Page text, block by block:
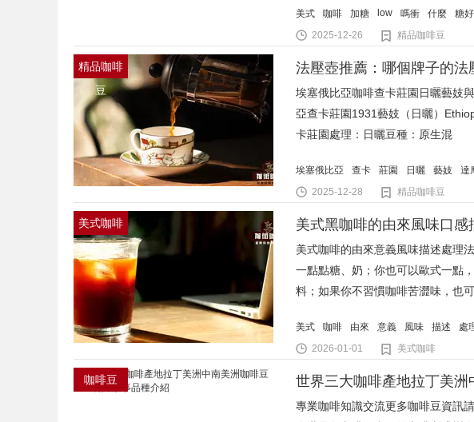
美式 咖啡 加糖 low 嗎衝 什麼 糖好
2025-12-26
精品咖啡豆
精品咖啡
豆
法壓壺推薦：哪個牌子的法
埃塞俄比亞咖啡查卡莊園日曬藝妓
亞查卡莊園1931藝妓（日曬）
卡莊園處理：日曬豆種：原生混
埃塞俄比亞 查卡 莊園 日曬 藝妓 達
2025-12-28
精品咖啡豆
美式咖啡
美式咖啡的由來意義風味描述處理
一點點糖、奶；你也可以歐式一點
料；如果你不習慣咖啡苦澀味，也
美式 咖啡 由來 意義 風味 描述 處
2026-01-01
美式咖啡
咖啡豆 世界三大咖啡產地拉丁美
專業咖啡知識交流更多咖啡豆資訊